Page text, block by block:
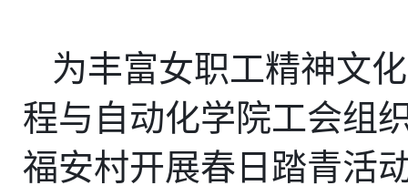
为丰富女职工精神文
程与自动化学院工会组
福安村开展春日踏青活